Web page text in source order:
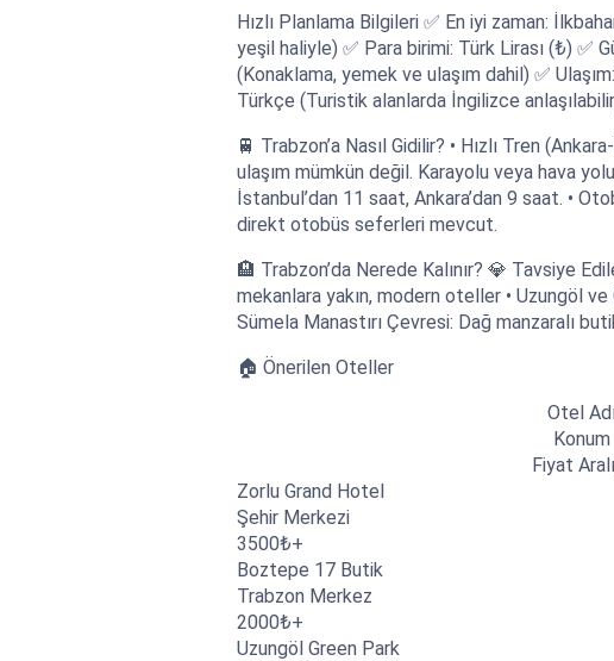
Hızlı Planlama Bilgileri ✅ En iyi zaman:
yeşil haliyle) ✅ Para birimi: Türk Lirası (₺) ✅
(Konaklama, yemek ve ulaşım dahil) ✅
Türkçe (Turistik alanlarda İngilizce
🚆 Trabzon’a Nasıl Gidilir? • Hızlı Tren
ulaşım mümkün değil. Karayolu veya hava
İstanbul’dan 11 saat, Ankara’dan 9 saat. •
direkt otobüs seferleri mevcut.
🏨 Trabzon’da Nerede Kalınır? 💎 Tavsiye
mekanlara yakın, modern oteller • Uzungöl
Sümela Manastırı Çevresi: Dağ manzaralı
🏠 Önerilen Oteller
Otel
Konum
Fiyat
Zorlu Grand Hotel
Şehir Merkezi
3500₺+
Boztepe 17 Butik
Trabzon Merkez
2000₺+
Uzungöl Green Park